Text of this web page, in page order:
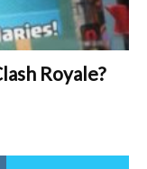
Royale?